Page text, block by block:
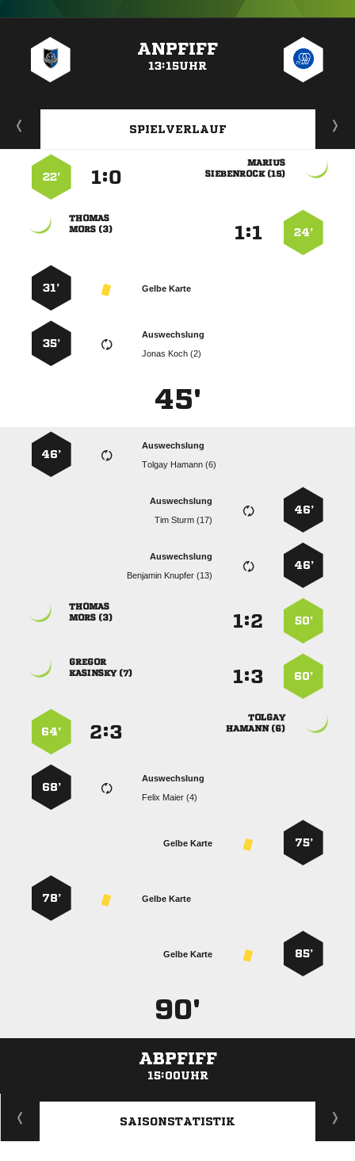
ANPFIFF
13:15UHR
SPIELVERLAUF

 
:
22’
24’
:

 
Gelbe Karte
31’
Auswechslung
  
35’
45'
Auswechslung
  
46’
46’
Auswechslung
  
46’
Auswechslung
  
50’
:

 
60’
:

 

 
:
64’
Auswechslung
  
68’
75’
Gelbe Karte
Gelbe Karte
78’
85’
Gelbe Karte
90'
ABPFIFF
15:00UHR
ANZEIGE
SAISONSTATISTIK